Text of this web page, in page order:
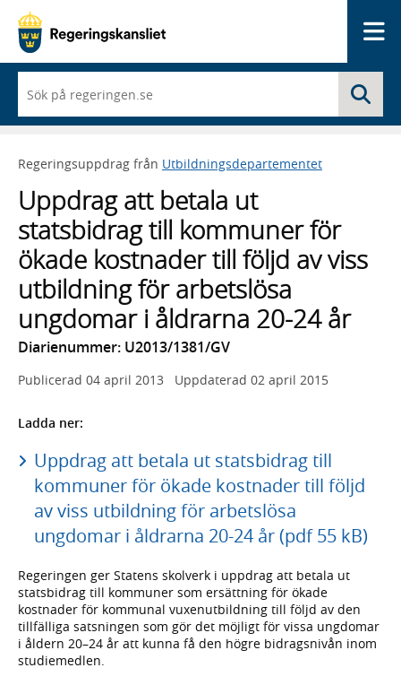
du
börjar
skriva
framträder
lista
med
sökförslag
Regeringsuppdrag från Utbildningsdepartementet
Uppdrag att betala ut
statsbidrag till kommuner för
ökade kostnader till följd av viss
utbildning för arbetslösa
ungdomar i åldrarna 20-24 år
Diarienummer: U2013/1381/GV
Publicerad 04 april 2013 Uppdaterad 02 april 2015
Ladda ner:
Uppdrag att betala ut statsbidrag till
kommuner för ökade kostnader till följd
av viss utbildning för arbetslösa
ungdomar i åldrarna 20-24 år (pdf 55 kB)
Regeringen ger Statens skolverk i uppdrag att betala ut
statsbidrag till kommuner som ersättning för ökade
kostnader för kommunal vuxenutbildning till följd av den
tillfälliga satsningen som gör det möjligt för vissa ungdomar
i åldern 20–24 år att kunna få den högre bidragsnivån inom
studiemedlen.